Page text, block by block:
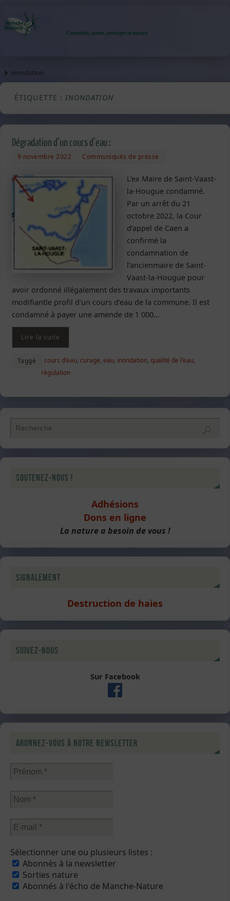
inondation
ÉTIQUETTE : INONDATION
Dégradation d’un cours d’eau :
9 novembre 2022 Communiqués de presse
L’ex Maire de Saint-Vaast-
la-Hougue condamné.
Par un arrêt du 21
octobre 2022, la Cour
d’appel de Caen a
confirmé la
condamnation de
l’ancienmaire de Saint-
Vaast-la-Hougue pour
avoir ordonné illégalement des travaux importants
modifiantle profil d’un cours d’eau de la commune. Il est
condamné à payer une amende de 1 000…
Lire la suite
Taggé cours d'eau,curage,eau, inondation,qualité de l'eau,
régulation
Soutenez-nous !
Adhésions
Dons en ligne
La nature a besoin de vous !
Signalement
Destruction de haies
Suivez-nous
Sur Facebook
Abonnez-vous à notre newsletter
Sélectionner une ou plusieurs listes :
Abonnés à la newsletter
Sorties nature
Abonnés à l'écho de Manche-Nature